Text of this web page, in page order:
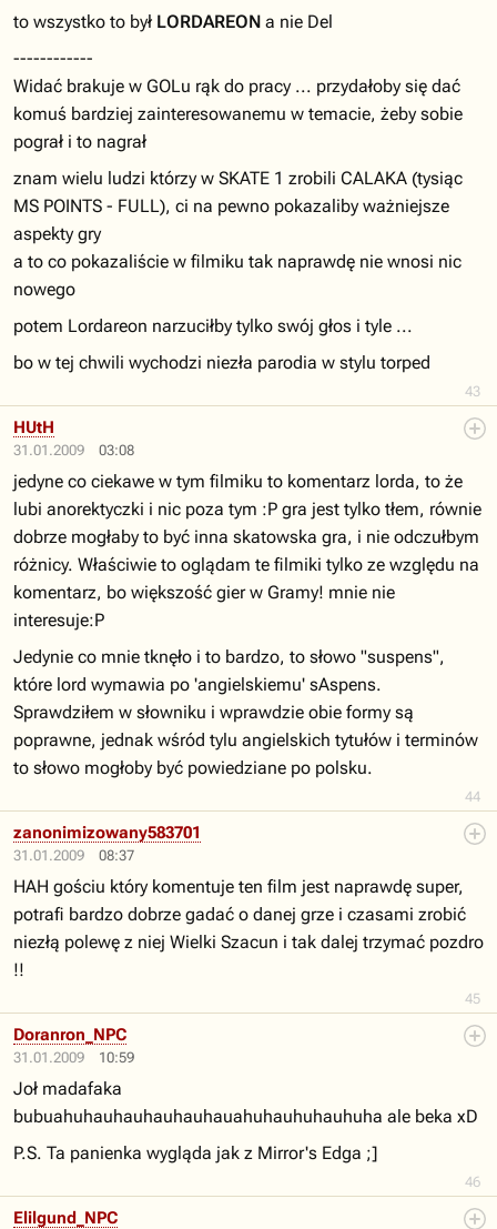
43
to wszystko to był LORDAREON a nie Del
------------
Widać brakuje w GOLu rąk do pracy ... przydałoby się dać
komuś bardziej zainteresowanemu w temacie, żeby sobie
pograł i to nagrał
znam wielu ludzi którzy w SKATE 1 zrobili CALAKA (tysiąc
MS POINTS - FULL), ci na pewno pokazaliby ważniejsze
aspekty gry
a to co pokazaliście w filmiku tak naprawdę nie wnosi nic
nowego
potem Lordareon narzuciłby tylko swój głos i tyle ...
bo w tej chwili wychodzi niezła parodia w stylu torped
31.01.2009 03:08
44
HUtH
jedyne co ciekawe w tym filmiku to komentarz lorda, to że
lubi anorektyczki i nic poza tym :P gra jest tylko tłem, równie
dobrze mogłaby to być inna skatowska gra, i nie odczułbym
różnicy. Właściwie to oglądam te filmiki tylko ze względu na
komentarz, bo większość gier w Gramy! mnie nie
interesuje:P
Jedynie co mnie tknęło i to bardzo, to słowo "suspens",
które lord wymawia po 'angielskiemu' sAspens.
Sprawdziłem w słowniku i wprawdzie obie formy są
poprawne, jednak wśród tylu angielskich tytułów i terminów
to słowo mogłoby być powiedziane po polsku.
31.01.2009 08:37
45
zanonimizowany583701
HAH gościu który komentuje ten film jest naprawdę super,
potrafi bardzo dobrze gadać o danej grze i czasami zrobić
niezłą polewę z niej Wielki Szacun i tak dalej trzymać pozdro
!!
31.01.2009 10:59
46
Doranron_NPC
Joł madafaka
bubuahuhauhauhauhauhauahuhauhuhauhuha ale beka xD
P.S. Ta panienka wygląda jak z Mirror's Edga ;]
Elilgund_NPC